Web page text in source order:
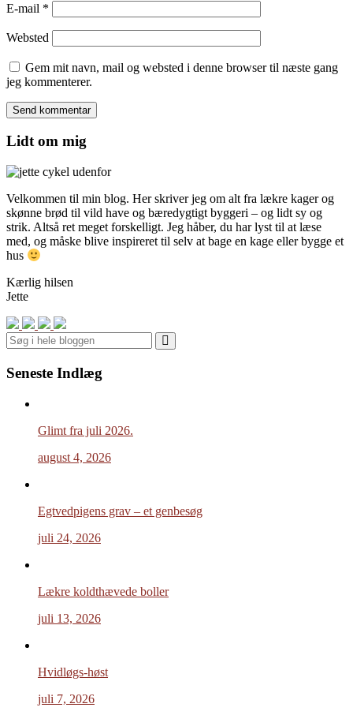
E-mail *
Websted
Gem mit navn, mail og websted i denne browser til næste gang
jeg kommenterer.
Lidt om mig
Velkommen til min blog. Her skriver jeg om alt fra lækre kager og
skønne brød til vild have og bæredygtigt byggeri – og lidt sy og
strik. Altså ret meget forskelligt. Jeg håber, du har lyst til at læse
med, og måske blive inspireret til selv at bage en kage eller bygge et
hus
Kærlig hilsen
Jette
Seneste Indlæg
Glimt fra juli 2026.
august 4, 2026
Egtvedpigens grav – et genbesøg
juli 24, 2026
Lækre koldthævede boller
juli 13, 2026
Hvidløgs-høst
juli 7, 2026